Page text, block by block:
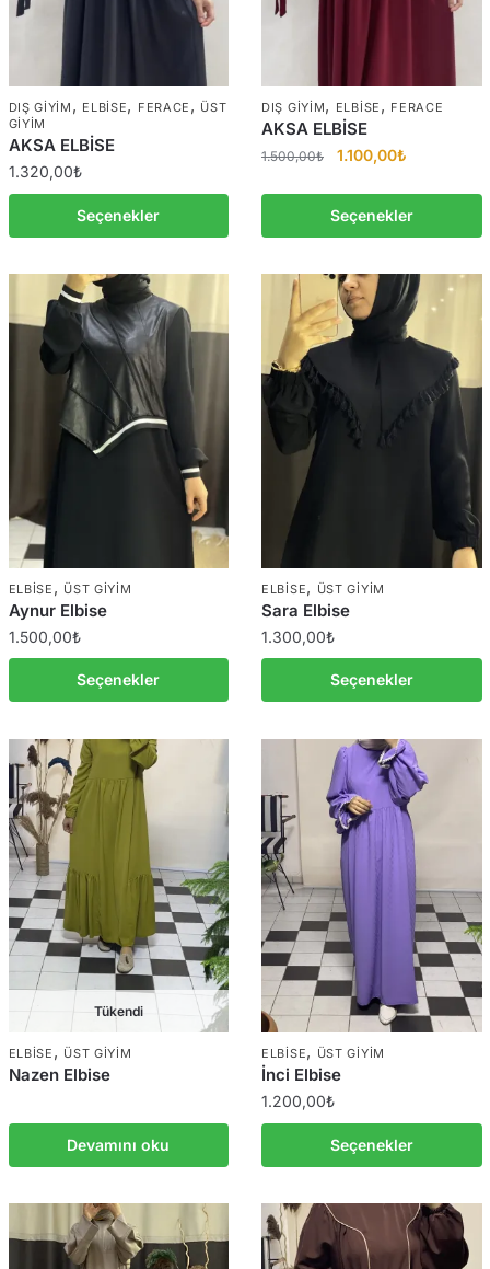
DIŞ GIYIM , ELBISE, FERACE , ÜST
GIYIM
AKSA ELBİSE
1.320,00₺
Seçenekler
DIŞ GIYIM, ELBISE , FERACE
AKSA ELBİSE
1.500,00₺
Orijinal
1.100,00₺
1.100,00₺.
Seçenekler
ELBISE , ÜST GIYIM
Aynur Elbise
1.500,00₺
Seçenekler
ELBISE, ÜST GIYIM
Sara Elbise
1.300,00₺
Seçenekler
Tükendi
ELBISE , ÜST GIYIM
Nazen Elbise
Devamını oku
ELBISE, ÜST GIYIM
İnci Elbise
1.200,00₺
Seçenekler